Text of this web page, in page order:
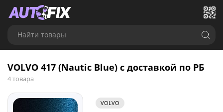
Найти товары
VOLVO 417 (Nautic Blue) с доставкой по РБ
4 товара
VOLVO